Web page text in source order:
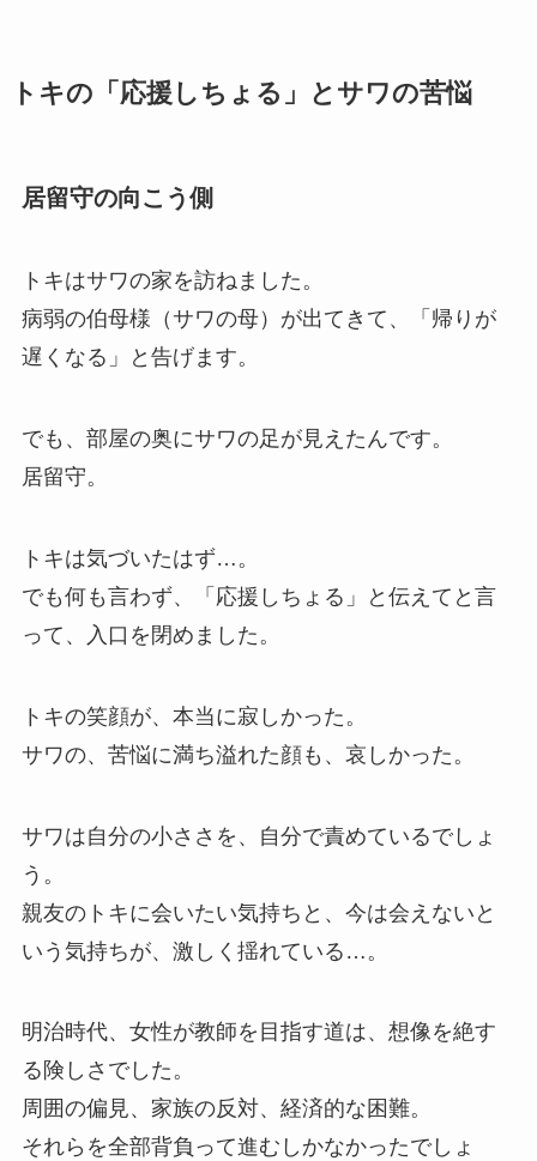
トキの「応援しちょる」とサワの苦悩
居留守の向こう側
トキはサワの家を訪ねました。
病弱の伯母様（サワの母）が出てきて、「帰りが
遅くなる」と告げます。
でも、部屋の奥にサワの足が見えたんです。
居留守。
トキは気づいたはず…。
でも何も言わず、「応援しちょる」と伝えてと言
って、入口を閉めました。
トキの笑顔が、本当に寂しかった。
サワの、苦悩に満ち溢れた顔も、哀しかった。
サワは自分の小ささを、自分で責めているでしょ
う。
親友のトキに会いたい気持ちと、今は会えないと
いう気持ちが、激しく揺れている…。
明治時代、女性が教師を目指す道は、想像を絶す
る険しさでした。
周囲の偏見、家族の反対、経済的な困難。
それらを全部背負って進むしかなかったでしょ